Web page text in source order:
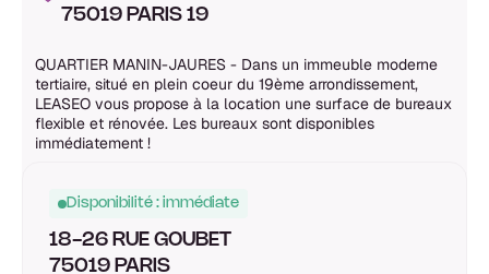
75019 PARIS 19
QUARTIER MANIN-JAURES - Dans un immeuble moderne
tertiaire, situé en plein coeur du 19ème arrondissement,
LEASEO vous propose à la location une surface de bureaux
flexible et rénovée. Les bureaux sont disponibles
immédiatement !
Disponibilité : immédiate
18-26 RUE GOUBET
75019 PARIS